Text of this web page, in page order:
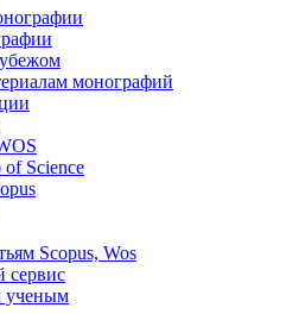
монографий
Science
Scopus, Wos
сервис
ученым